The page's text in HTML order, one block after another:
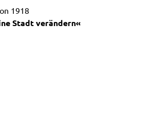
1918
Stadt verändern«